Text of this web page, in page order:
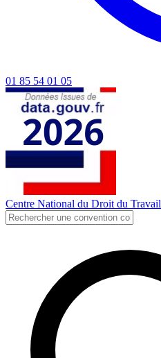
01 85 54 01 05
Centre National du Droit du Travail